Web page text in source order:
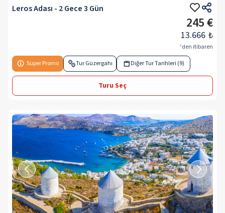
Leros Adası - 2 Gece 3 Gün
245 €
13.666 ₺
‘den itibaren
Süper Promo
Tur Güzergahı Diğer Tur Tarihleri (9)
Turu Seç